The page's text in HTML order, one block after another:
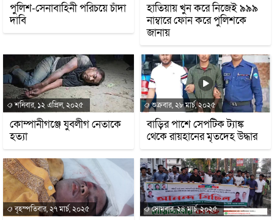
পুলিশ-সেনাবাহিনী পরিচয়ে চাঁদা
দাবি
হাতিয়ায় খুন করে নিজেই ৯৯৯
নাম্বারে ফোন করে পুলিশকে
জানায়
শনিবার, ১২ এপ্রিল, ২০২৫
কোম্পানীগঞ্জে যুবলীগ নেতাকে
হত্যা
শুক্রবার, ২৮ মার্চ, ২০২৫
বাড়ির পাশে সেপটিক ট্যাঙ্ক
থেকে রায়হানের মৃতদেহ উদ্ধার
বৃহস্পতিবার, ২৭ মার্চ, ২০২৫ সোমবার, ২৪ মার্চ, ২০২৫